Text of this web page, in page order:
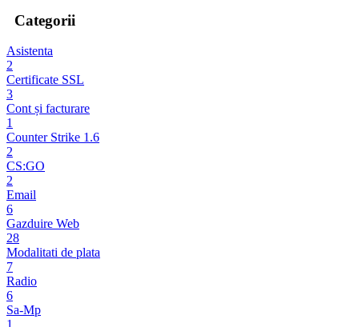
Categorii
Asistenta
2
Certificate SSL
3
Cont și facturare
1
Counter Strike 1.6
2
CS:GO
2
Email
6
Gazduire Web
28
Modalitati de plata
7
Radio
6
Sa-Mp